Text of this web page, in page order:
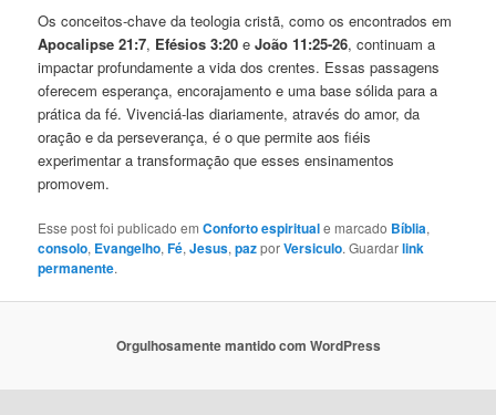
Os conceitos-chave da teologia cristã, como os encontrados em
Apocalipse 21:7, Efésios 3:20 eJoão 11:25-26, continuam a
impactar profundamente a vida dos crentes. Essas passagens
oferecem esperança, encorajamento e uma base sólida para a
prática da fé. Vivenciá-las diariamente, através do amor, da
oração e da perseverança, é o que permite aos fiéis
experimentar a transformação que esses ensinamentos
promovem.
Esse post foi publicado emConforto espirituale marcado Bíblia,
consolo, Evangelho,Fé,Jesus,pazporVersiculo. Guardarlink
permanente.
Orgulhosamente mantido com WordPress